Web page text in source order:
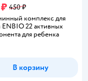
450 ₽
комплекс для
ENBIO 22 активных
для ребенка
В корзину